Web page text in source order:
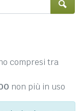
compresi tra
non più in uso